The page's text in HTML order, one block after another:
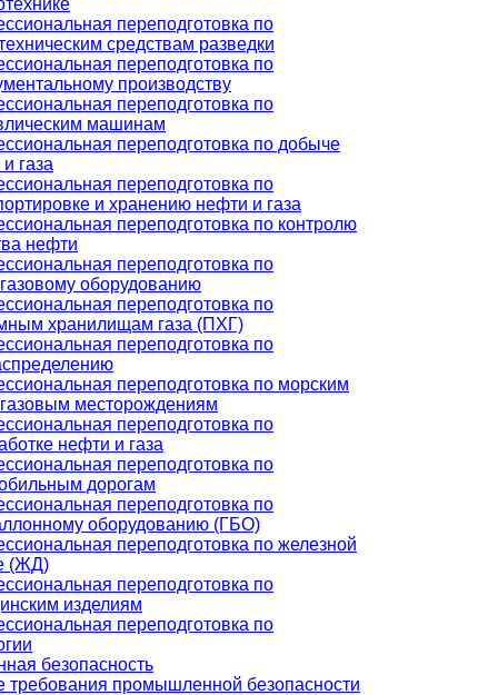
переподготовка по
средствам разведки
переподготовка по
производству
переподготовка по
машинам
переподготовка по добыче
газа
переподготовка по
и хранению нефти и газа
переподготовка по контролю
нефти
переподготовка по
оборудованию
переподготовка по
хранилищам газа (ПХГ)
переподготовка по
переподготовка по морским
месторождениям
переподготовка по
нефти и газа
переподготовка по
дорогам
переподготовка по
оборудованию (ГБО)
переподготовка по железной
(ЖД)
переподготовка по
изделиям
переподготовка по
безопасность
промышленной безопасности